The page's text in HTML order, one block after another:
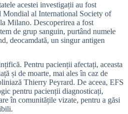
acestei investigații au fost
Mondial al International Society of
Milano. Descoperirea a fost
de grup sanguin, purtând numele
deocamdată, un singur antigen
Pentru pacienții afectați, aceasta
și de moarte, mai ales în caz de
Thierry Peyrard. De aceea, EFS
pentru pacienții diagnosticați,
în comunitățile vizate, pentru a găsi